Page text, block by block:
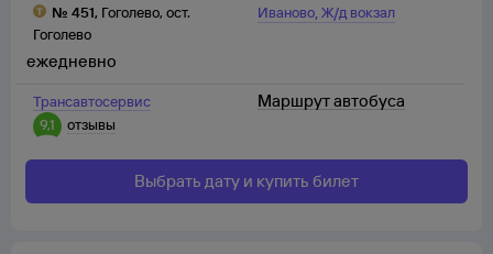
№ 451, Гоголево, ост.
Гоголево
Иваново,Ж/д вокзал
Трансавтосервис
9,1
отзывы
ежедневно
Маршрут автобуса
Выбрать дату и купить билет